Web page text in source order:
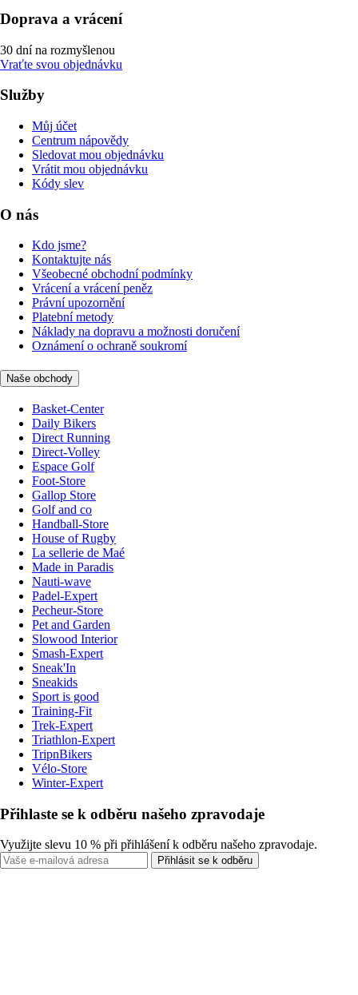
Doprava a vrácení
30 dní na rozmyšlenou
Vraťte svou objednávku
Služby
Můj účet
Centrum nápovědy
Sledovat mou objednávku
Vrátit mou objednávku
Kódy slev
O nás
Kdo jsme?
Kontaktujte nás
Všeobecné obchodní podmínky
Vrácení a vrácení peněz
Právní upozornění
Platební metody
Náklady na dopravu a možnosti doručení
Oznámení o ochraně soukromí
Naše obchody
Basket-Center
Daily Bikers
Direct Running
Direct-Volley
Espace Golf
Foot-Store
Gallop Store
Golf and co
Handball-Store
House of Rugby
La sellerie de Maé
Made in Paradis
Nauti-wave
Padel-Expert
Pecheur-Store
Pet and Garden
Slowood Interior
Smash-Expert
Sneak'In
Sneakids
Sport is good
Training-Fit
Trek-Expert
Triathlon-Expert
TripnBikers
Vélo-Store
Winter-Expert
Přihlaste se k odběru našeho zpravodaje
Využijte slevu 10 % při přihlášení k odběru našeho zpravodaje.
Přihlásit se k odběru